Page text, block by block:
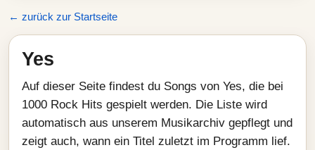
← zurück zur Startseite
Yes
Auf dieser Seite findest du Songs von Yes, die bei
1000 Rock Hits gespielt werden. Die Liste wird
automatisch aus unserem Musikarchiv gepflegt und
zeigt auch, wann ein Titel zuletzt im Programm lief.